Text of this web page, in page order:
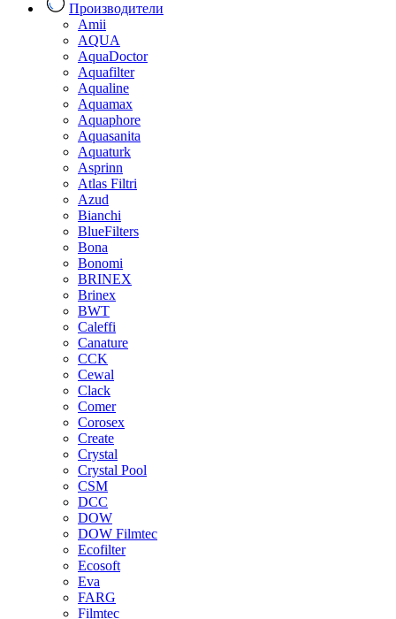
Производители
Amii
AQUA
AquaDoctor
Aquafilter
Aqualine
Aquamax
Aquaphore
Aquasanita
Aquaturk
Asprinn
Atlas Filtri
Azud
Bianchi
BlueFilters
Bona
Bonomi
BRINEX
Brinex
BWT
Caleffi
Canature
CCK
Cewal
Clack
Comer
Corosex
Create
Crystal
Crystal Pool
CSM
DCC
DOW
DOW Filmtec
Ecofilter
Ecosoft
Eva
FARG
Filmtec